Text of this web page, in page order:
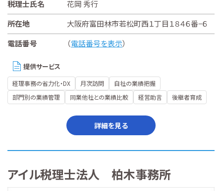
税理士氏名
花岡 秀行
所在地
大阪府富田林市若松町西１丁目１８４６番−６
電話番号
（電話番号を表示）
提供サービス
経理事務の省力化・DX 月次訪問
自社の業績把握
部門別の業績管理
同業他社との業績比較 経営助言 後継者育成
詳細を見る
アイル税理士法人 柏木事務所